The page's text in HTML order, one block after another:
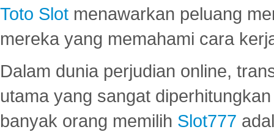
Toto Slot menawarkan peluang
mereka yang memahami cara
Dalam dunia perjudian online,
utama yang sangat
banyak orang memilih Slot777